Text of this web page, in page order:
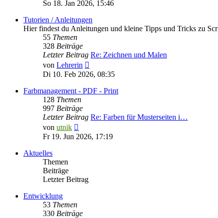
So 18. Jan 2026, 15:46
Tutorien / Anleitungen
Hier findest du Anleitungen und kleine Tipps und Tricks zu
55 Themen
328 Beiträge
Letzter Beitrag Re: Zeichnen und Malen
von Lehrerin
Beitrag
Di 10. Feb 2026, 08:35
Farbmanagement - PDF - Print
128 Themen
997 Beiträge
Letzter Beitrag Re: Farben für Musterseiten i…
von utnik
Beitrag
Fr 19. Jun 2026, 17:19
Aktuelles
Themen
Beiträge
Letzter Beitrag
Entwicklung
53 Themen
330 Beiträge